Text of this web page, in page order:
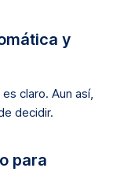
y
claro. Aun así,
decidir.
para